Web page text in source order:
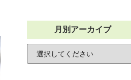
月別アーカイブ